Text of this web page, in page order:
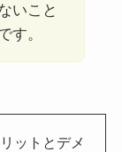
いこと
す。
ットとデメ